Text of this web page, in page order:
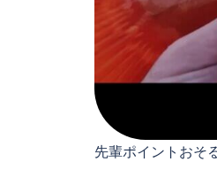
先輩ポイントおそ